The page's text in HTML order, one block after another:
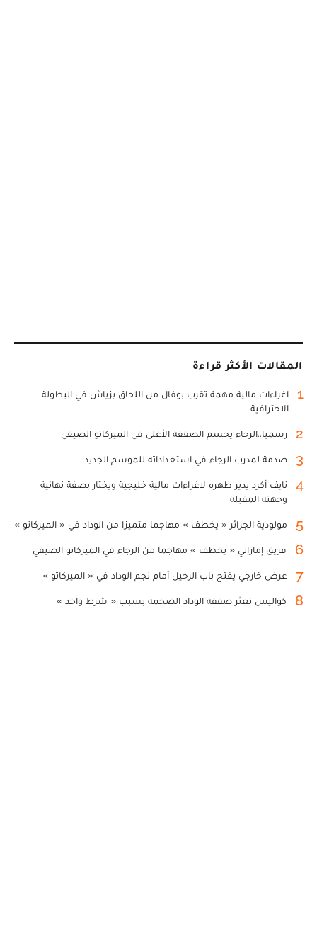
المقالات الأكثر قراءة
1
اغراءات مالية مهمة تقرب بوفال من اللحاق بزياش في البطولة
الاحترافية
2 رسميا..الرجاء يحسم الصفقة الأغلى في الميركاتو الصيفي
3 صدمة لمدرب الرجاء في استعداداته للموسم الجديد
4
نايف أكرد يدير ظهره لاغراءات مالية خليجية ويختار بصفة نهائية
وجهته المقبلة
5 مولودية الجزائر « يخطف » مهاجما متميزا من الوداد في « الميركاتو »
6 فريق إماراتي « يخطف » مهاجما من الرجاء في الميركاتو الصيفي
7 عرض خارجي يفتح باب الرحيل أمام نجم الوداد في « الميركاتو »
8 كواليس تعثر صفقة الوداد الضخمة بسبب « شرط واحد »